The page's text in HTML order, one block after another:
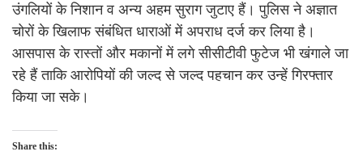
उंगलियों के निशान व अन्य अहम सुराग जुटाए हैं। पुलिस ने अज्ञात
चोरों के खिलाफ संबंधित धाराओं में अपराध दर्ज कर लिया है।
आसपास के रास्तों और मकानों में लगे सीसीटीवी फुटेज भी खंगाले जा
रहे हैं ताकि आरोपियों की जल्द से जल्द पहचान कर उन्हें गिरफ्तार
किया जा सके।
Share this: